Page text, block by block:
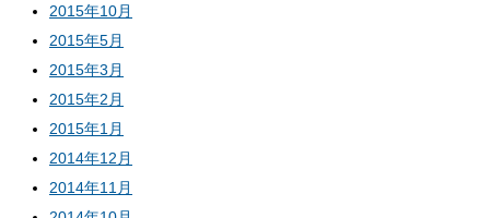
2015年10月
2015年5月
2015年3月
2015年2月
2015年1月
2014年12月
2014年11月